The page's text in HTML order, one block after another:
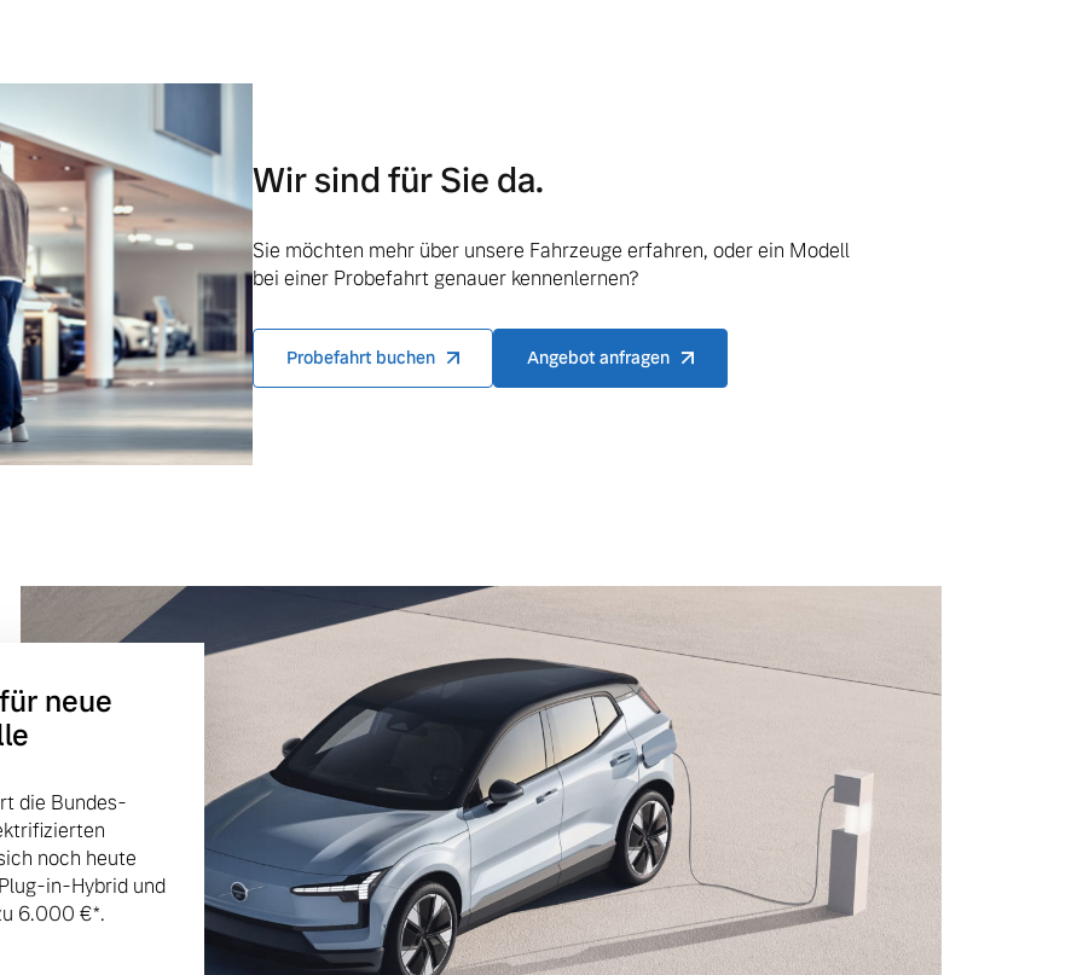
Wir sind für Sie da.
Sie möchten mehr über unsere Fahrzeuge erfahren, oder ein Modell
bei einer Probefahrt genauer kennenlernen?
Probefahrt buchen Angebot anfragen
neue
die Bundes-
noch heute
in-Hybrid und
6.000 €⁠*.